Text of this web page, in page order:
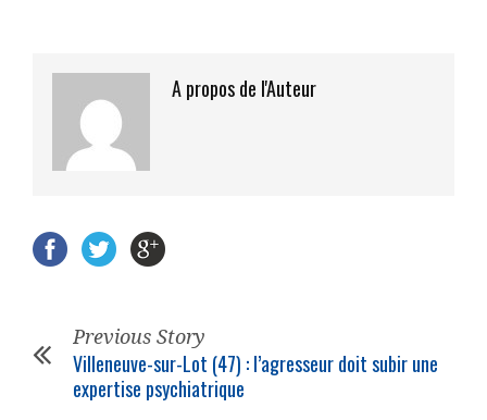
A propos de l'Auteur
Previous Story
Villeneuve-sur-Lot (47) : l’agresseur doit subir une
expertise psychiatrique